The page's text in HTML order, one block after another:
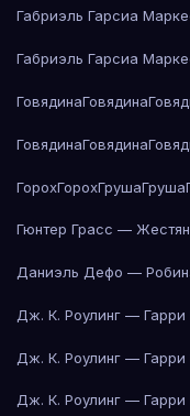
Габриэль Гарсиа
Габриэль Гарсиа
ГовядинаГовядина
ГовядинаГовядина
ГорохГорохГрушаГруша
Гюнтер Грасс —
Даниэль Дефо —
Дж. К. Роулинг —
Дж. К. Роулинг —
Дж. К. Роулинг — Гарри